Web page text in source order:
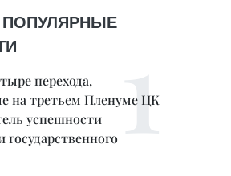
перехода,
на третьем Пленуме ЦК
успешности